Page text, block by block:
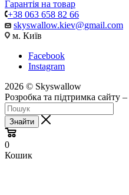
Гарантія на товар
+38 063 658 82 66
skyswallow.kiev@gmail.com
м. Київ
Facebook
Instagram
2026 © Skyswallow
Розробка та підтримка сайту –
Знайти
0
Кошик